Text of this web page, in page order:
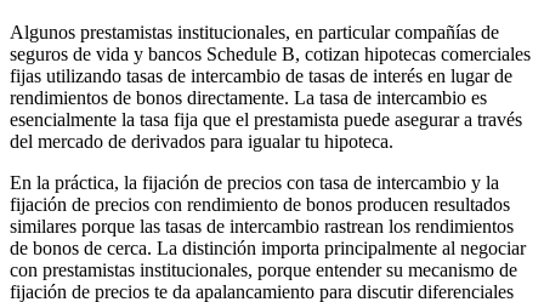
Algunos prestamistas institucionales, en particular compañías de
seguros de vida y bancos Schedule B, cotizan hipotecas comerciales
fijas utilizando tasas de intercambio de tasas de interés en lugar de
rendimientos de bonos directamente. La tasa de intercambio es
esencialmente la tasa fija que el prestamista puede asegurar a través
del mercado de derivados para igualar tu hipoteca.
En la práctica, la fijación de precios con tasa de intercambio y la
fijación de precios con rendimiento de bonos producen resultados
similares porque las tasas de intercambio rastrean los rendimientos
de bonos de cerca. La distinción importa principalmente al negociar
con prestamistas institucionales, porque entender su mecanismo de
fijación de precios te da apalancamiento para discutir diferenciales